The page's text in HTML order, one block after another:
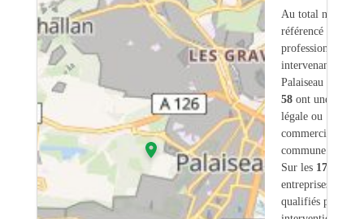
Au total nous
référencé
professionnels
intervenant sur
Palaiseau (91)
58ont une
légale ou
commerciale
commune.
Sur les 172
entreprises
qualifiés pour une